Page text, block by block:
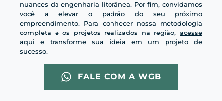
nuances da engenharia litorânea. Por fim, convidamos
você a elevar o padrão do seu próximo
empreendimento. Para conhecer nossa metodologia
completa e os projetos realizados na região, acesse
aqui e transforme sua ideia em um projeto de
sucesso.
FALE COM A WGB